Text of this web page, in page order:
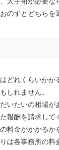
のずとどちらを
どれくらいかか
しれません。
いたいの相場が
報酬を請求して
料金がかかるか
は各事務所の料